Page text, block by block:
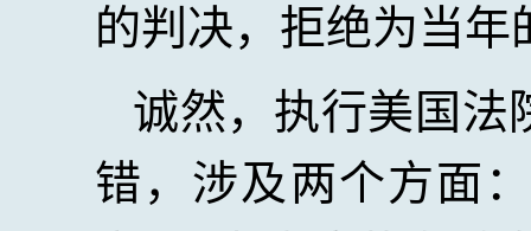
的判决，拒绝为当年
诚然，执行美国法
错，涉及两个方面